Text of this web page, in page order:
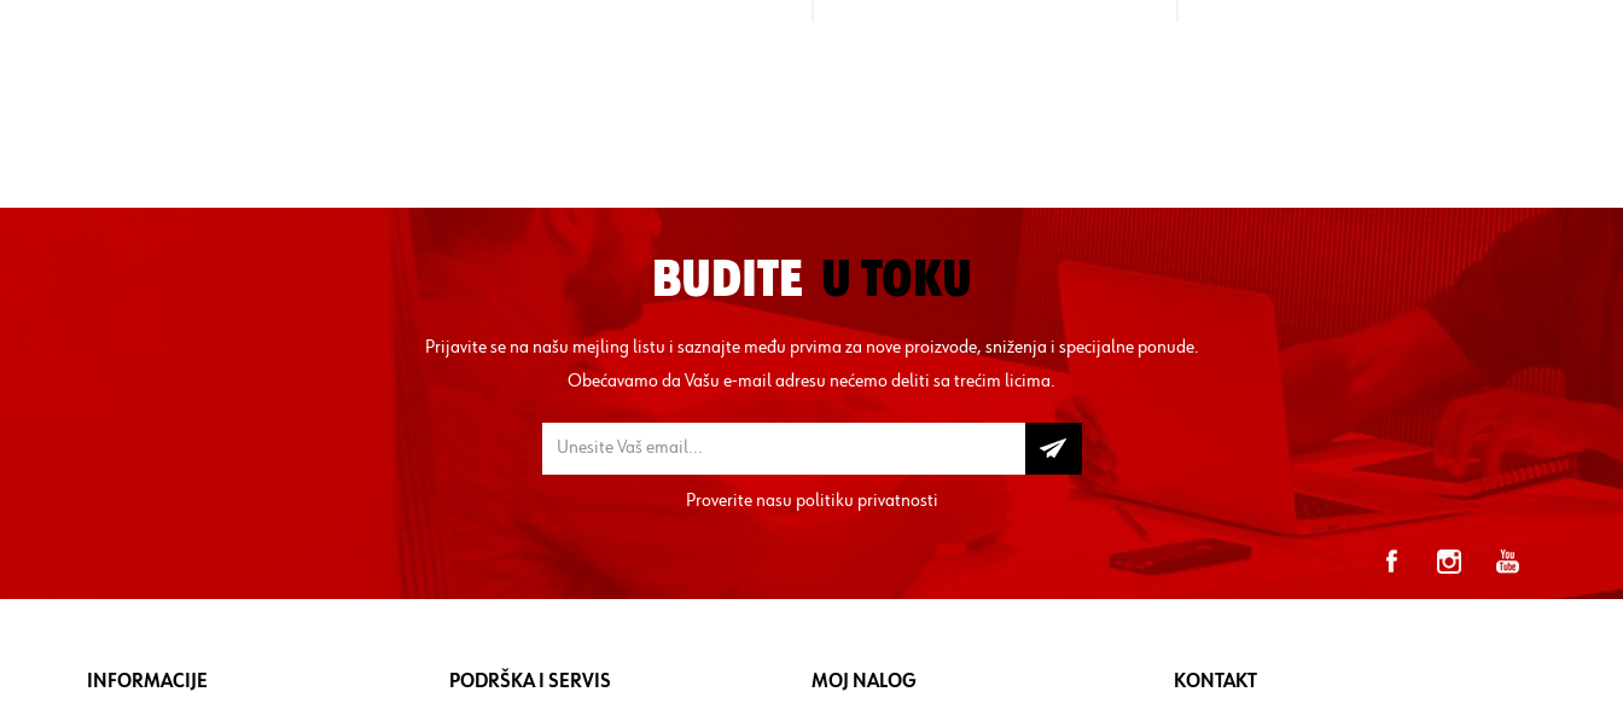
BUDITE U TOKU
Prijavite se na našu mejling listu i saznajte među prvima za nove proizvode, sniženja i specijalne ponude.
Obećavamo da Vašu e-mail adresu nećemo deliti sa trećim licima.
Proverite nasupolitiku privatnosti
INFORMACIJE PODRŠKA I SERVIS MOJ NALOG KONTAKT